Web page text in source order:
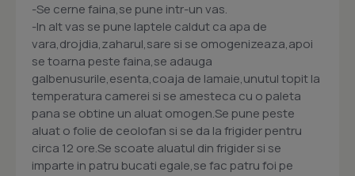
-Se cerne faina,se pune intr-un vas.
-In alt vas se pune laptele caldut ca apa de
vara,drojdia,zaharul,sare si se omogenizeaza,apoi
se toarna peste faina,se adauga
galbenusurile,esenta,coaja de lamaie,unutul topit la
temperatura camerei si se amesteca cu o paleta
pana se obtine un aluat omogen.Se pune peste
aluat o folie de ceolofan si se da la frigider pentru
circa 12 ore.Se scoate aluatul din frigider si se
imparte in patru bucati egale,se fac patru foi pe